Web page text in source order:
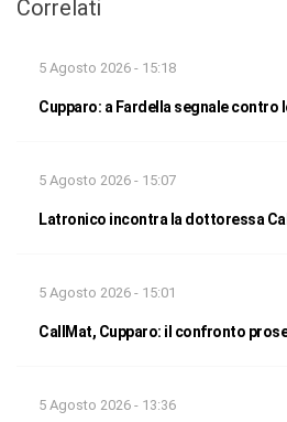
Correlati
5 Agosto 2026 - 15:18
Cupparo: a Fardella segnale contro
5 Agosto 2026 - 15:07
Latronico incontra la dottoressa
5 Agosto 2026 - 15:01
CallMat, Cupparo: il confronto
5 Agosto 2026 - 13:36